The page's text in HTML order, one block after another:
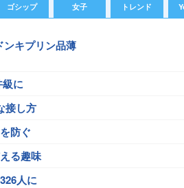
ゴシップ 女子 トレンド
ンキプリン品薄
級に
接し方
防ぐ
る趣味
人に